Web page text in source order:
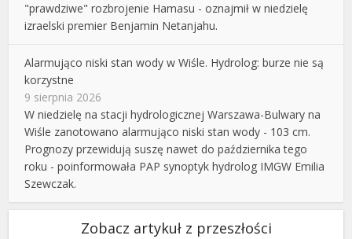
"prawdziwe" rozbrojenie Hamasu - oznajmił w niedzielę
izraelski premier Benjamin Netanjahu.
Alarmująco niski stan wody w Wiśle. Hydrolog: burze nie są
korzystne
9 sierpnia 2026
W niedzielę na stacji hydrologicznej Warszawa-Bulwary na
Wiśle zanotowano alarmująco niski stan wody - 103 cm.
Prognozy przewidują suszę nawet do października tego
roku - poinformowała PAP synoptyk hydrolog IMGW Emilia
Szewczak.
Zobacz artykuł z przeszłości